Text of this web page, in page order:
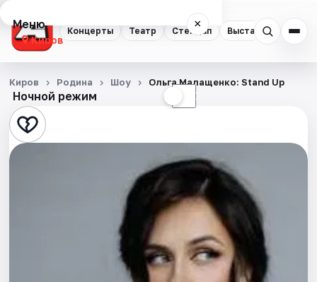
Концерты Театр Стендап Выставки
Меню ×
Киров
Концерты
Театр
Стендап
Ночной режим ☾
Киров Родина Шоу Ольга Малащенко: Stand Up